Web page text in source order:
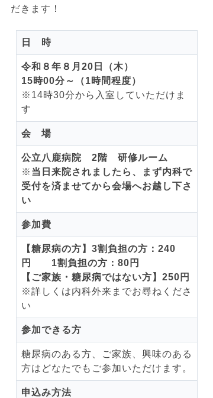
だきます！
日 時
令和８年８月20日（木）
15時00分～（1時間程度）
※14時30分から入室していただけま
す
会 場
公立八鹿病院 2階 研修ルーム
※ 当日来院されましたら、まず内科で
受付を済ませてから会場へお越し下さ
い
参加費
【糖尿病の方】3割負担の方：240
円 1割負担の方：80円
【ご家族・糖尿病ではない方】250円
※詳しくは内科外来までお尋ねくださ
い
参加できる方
糖尿病のある方、ご家族、興味のある
方はどなたでもご参加いただけます。
申込み方法